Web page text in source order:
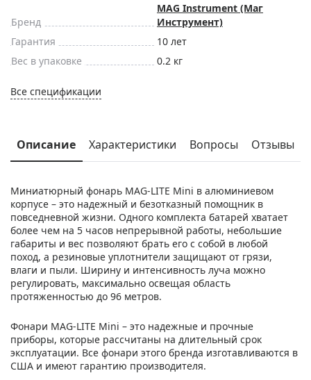
Бренд
MAG Instrument (Маг
Инструмент)
Гарантия
10 лет
Вес в упаковке
0.2 кг
Все спецификации
Описание Характеристики Вопросы Отзывы
Миниатюрный фонарь MAG-LITE Mini в алюминиевом
корпусе – это надежный и безотказный помощник в
повседневной жизни. Одного комплекта батарей хватает
более чем на 5 часов непрерывной работы, небольшие
габариты и вес позволяют брать его с собой в любой
поход, а резиновые уплотнители защищают от грязи,
влаги и пыли. Ширину и интенсивность луча можно
регулировать, максимально освещая область
протяженностью до 96 метров.
Фонари MAG-LITE Mini – это надежные и прочные
приборы, которые рассчитаны на длительный срок
эксплуатации. Все фонари этого бренда изготавливаются в
США и имеют гарантию производителя.